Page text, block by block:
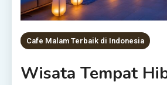
Cafe Malam Terbaik di Indonesia
Wisata Tempat